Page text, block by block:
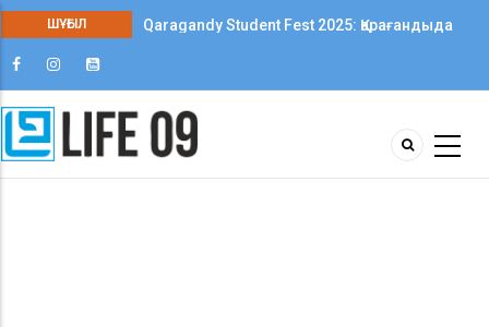
ШҰҒЫЛ
Qaragandy Student Fest 2025: Қарағандыда